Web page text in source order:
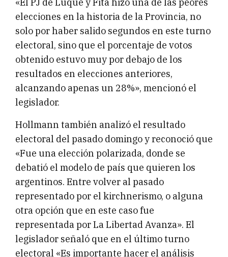
elecciones en la historia de la Provincia, no
solo por haber salido segundos en este turno
electoral, sino que el porcentaje de votos
obtenido estuvo muy por debajo de los
resultados en elecciones anteriores,
alcanzando apenas un 28%», mencionó el
legislador.
Hollmann también analizó el resultado
electoral del pasado domingo y reconoció que
«Fue una elección polarizada, donde se
debatió el modelo de país que quieren los
argentinos. Entre volver al pasado
representado por el kirchnerismo, o alguna
otra opción que en este caso fue
representada por La Libertad Avanza». El
legislador señaló que en el último turno
electoral «Es importante hacer el análisis